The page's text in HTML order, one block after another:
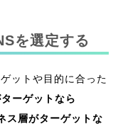
を選定する
ットや目的に合った
ーゲットなら
層がターゲットな